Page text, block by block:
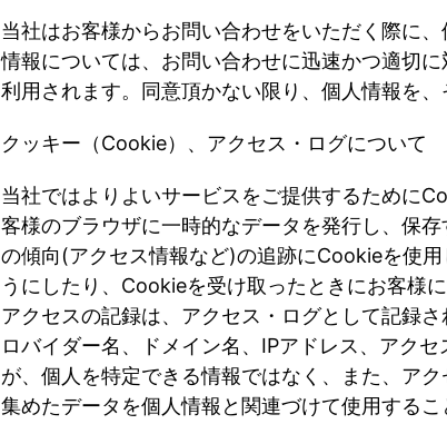
当社はお客様からお問い合わせをいただく際に
情報については、お問い合わせに迅速かつ適切
利用されます。同意頂かない限り、個人情報を
クッキー（Cookie）、アクセス・ログについて
当社ではよりよいサービスをご提供するために
客様のブラウザに一時的なデータを発行し、保
の傾向 (アクセス情報など)の追跡にCookieを使
うにしたり、 Cookieを受け取ったときにお客様
アクセスの記録は、アクセス・ログとして記録
ロバイダー名、ドメイン名、 IPアドレス、アク
が、個人を特定できる情報ではなく、また、ア
集めたデータを個人情報と関連づけて使用するこ